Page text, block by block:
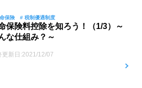
保険 # 税制優遇制度
保険料控除を知ろう！（1/3）～
な仕組み？～
更新日:2021/12/07